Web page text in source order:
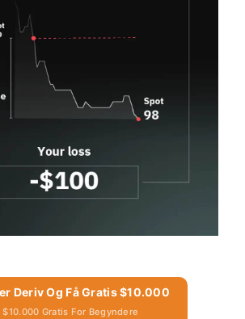
Deriv Og Få Gratis $10.000
$10.000 Gratis For Begyndere